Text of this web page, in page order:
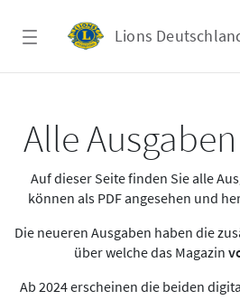
Lions
Alle
Auf dieser Seite finden Sie alle
können als PDF angesehen und
Die neueren Ausgaben haben die
über welche das Magazin
Ab 2024 erscheinen die beiden